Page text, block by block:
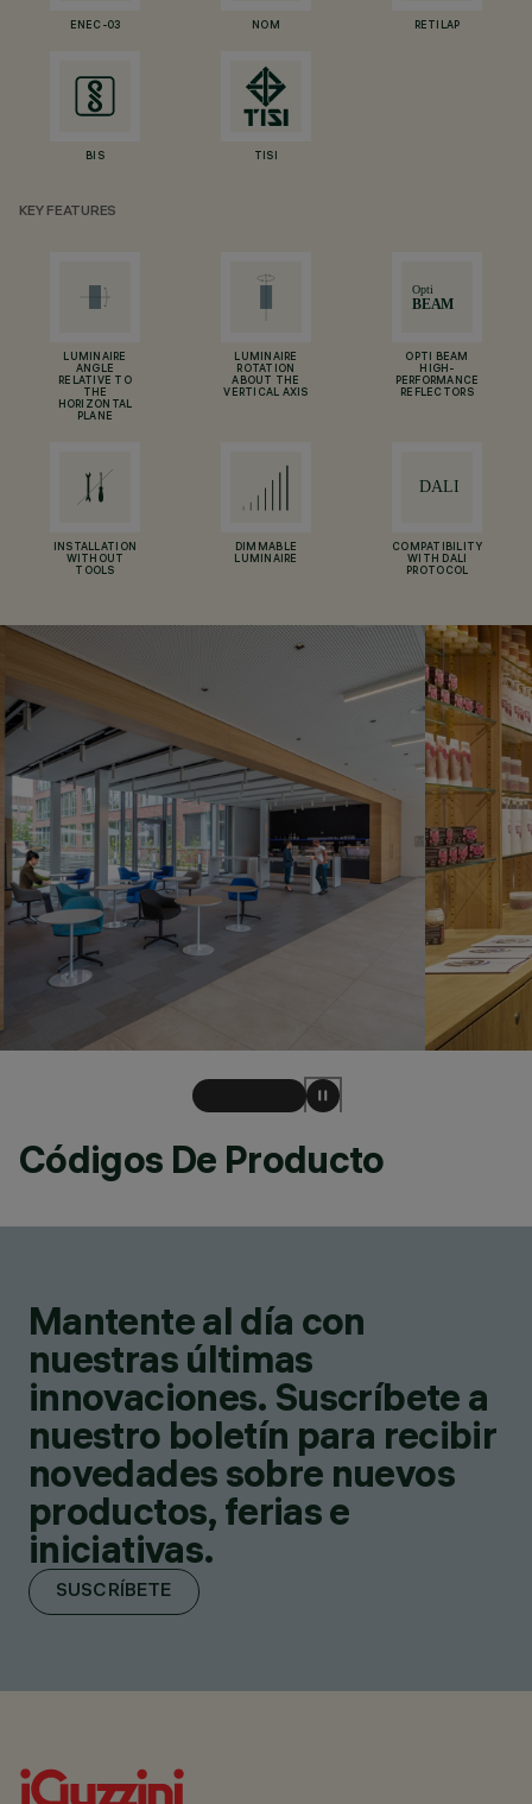
ENEC-03 NOM RETILAP
BIS TISI
KEY FEATURES
LUMINAIRE
ANGLE
RELATIVE TO
THE
HORIZONTAL
PLANE
LUMINAIRE
ROTATION
ABOUT THE
VERTICAL AXIS
OPTI BEAM
HIGH-
PERFORMANCE
REFLECTORS
INSTALLATION
WITHOUT
TOOLS
DIMMABLE
LUMINAIRE
COMPATIBILITY
WITH DALI
PROTOCOL
Códigos De Producto
Mantente al día con
nuestras últimas
innovaciones. Suscríbete a
nuestro boletín para recibir
novedades sobre nuevos
productos, ferias e
iniciativas.
SUSCRÍBETE